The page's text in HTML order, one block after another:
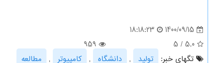
1400/09/15
18:18:23
5.0
/
5
959
تگهای خبر:
تولید , دانشگاه , كامپیوتر ,
مطالعه